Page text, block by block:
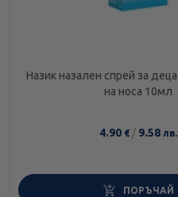
Назик назален спрей за деца за отпушване
на носа 10мл
4.90 € / 9.58 лв.
ПОРЪЧАЙ